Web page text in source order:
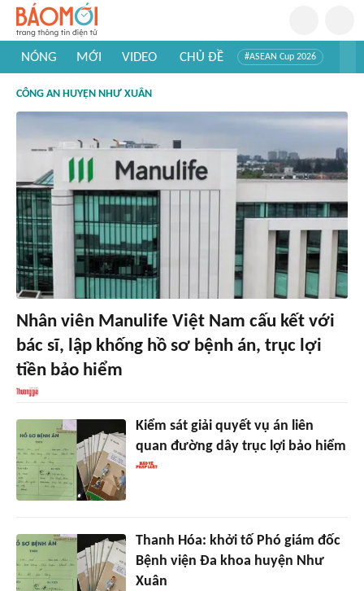
NÓNG MỚI VIDEO CHỦ ĐỀ #ASEAN Cup 2026
#Khám phá thế giới
CÔNG AN HUYỆN NHƯ XUÂN
Nhân viên Manulife Việt Nam cấu kết với
bác sĩ, lập khống hồ sơ bệnh án, trục lợi
tiền bảo hiểm
Kiểm sát giải quyết vụ án liên
quan đường dây trục lợi bảo hiểm
Thanh Hóa: khởi tố Phó giám đốc
Bệnh viện Đa khoa huyện Như
Xuân